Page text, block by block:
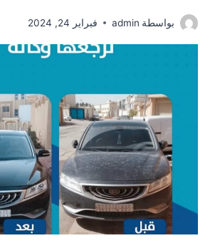
بواسطة admin فبراير 24, 2024